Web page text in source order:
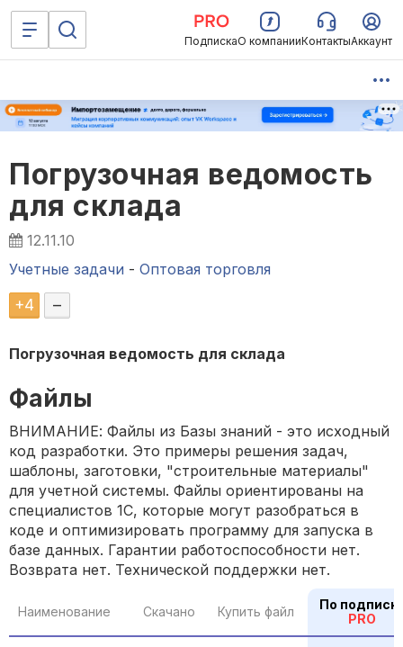
ПодпискаО компанииКонтактыАккаунт
Погрузочная ведомость
для склада
12.11.10
Учетные задачи - Оптовая торговля
+4 –
Погрузочная ведомость для склада
Файлы
ВНИМАНИЕ: Файлы из Базы знаний - это исходный
код разработки. Это примеры решения задач,
шаблоны, заготовки, "строительные материалы"
для учетной системы. Файлы ориентированы на
специалистов 1С, которые могут разобраться в
коде и оптимизировать программу для запуска в
базе данных. Гарантии работоспособности нет.
Возврата нет. Технической поддержки нет.
Наименование Скачано Купить файл
По
PRO